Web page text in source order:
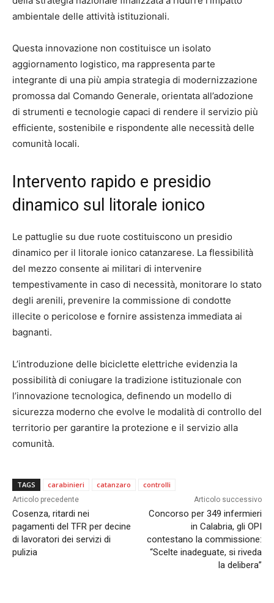
ambientale delle attività istituzionali.
Questa innovazione non costituisce un isolato
aggiornamento logistico, ma rappresenta parte
integrante di una più ampia strategia di modernizzazione
promossa dal Comando Generale, orientata all’adozione
di strumenti e tecnologie capaci di rendere il servizio più
efficiente, sostenibile e rispondente alle necessità delle
comunità locali.
Intervento rapido e presidio
dinamico sul litorale ionico
Le pattuglie su due ruote costituiscono un presidio
dinamico per il litorale ionico catanzarese. La flessibilità
del mezzo consente ai militari di intervenire
tempestivamente in caso di necessità, monitorare lo stato
degli arenili, prevenire la commissione di condotte
illecite o pericolose e fornire assistenza immediata ai
bagnanti.
L’introduzione delle biciclette elettriche evidenzia la
possibilità di coniugare la tradizione istituzionale con
l’innovazione tecnologica, definendo un modello di
sicurezza moderno che evolve le modalità di controllo del
territorio per garantire la protezione e il servizio alla
comunità.
TAGS carabinieri catanzaro controlli
Articolo precedente
Cosenza, ritardi nei
pagamenti del TFR per decine
di lavoratori dei servizi di
pulizia
Articolo successivo
Concorso per 349 infermieri
in Calabria, gli OPI
contestano la commissione:
“Scelte inadeguate, si riveda
la delibera”